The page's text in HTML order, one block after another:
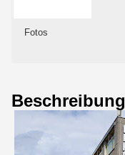
Fotos
Beschreibung